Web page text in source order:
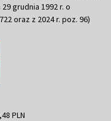
grudnia 1992 r. o
oraz z 2024 r. poz. 96)
PLN